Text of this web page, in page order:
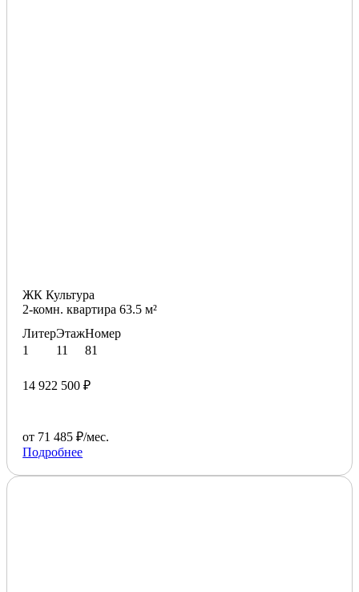
ЖК Культура
2-комн. квартира 63.5 м²
Литер
1
Этаж
11
Номер
81
14 922 500 ₽
от 71 485 ₽/мес.
Подробнее